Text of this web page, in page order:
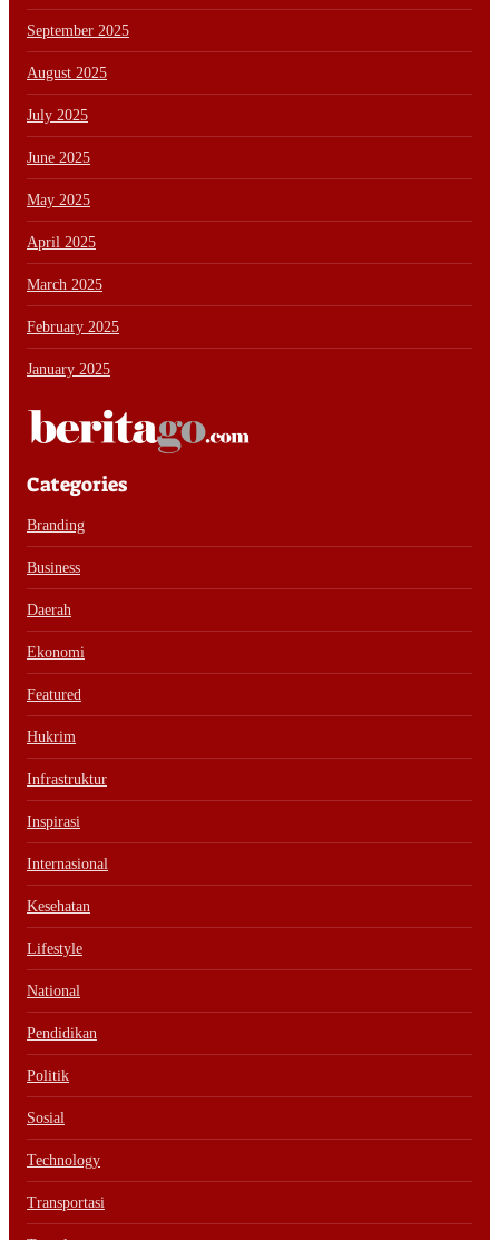
September 2025
August 2025
July 2025
June 2025
May 2025
April 2025
March 2025
February 2025
January 2025
Categories
Branding
Business
Daerah
Ekonomi
Featured
Hukrim
Infrastruktur
Inspirasi
Internasional
Kesehatan
Lifestyle
National
Pendidikan
Politik
Sosial
Technology
Transportasi